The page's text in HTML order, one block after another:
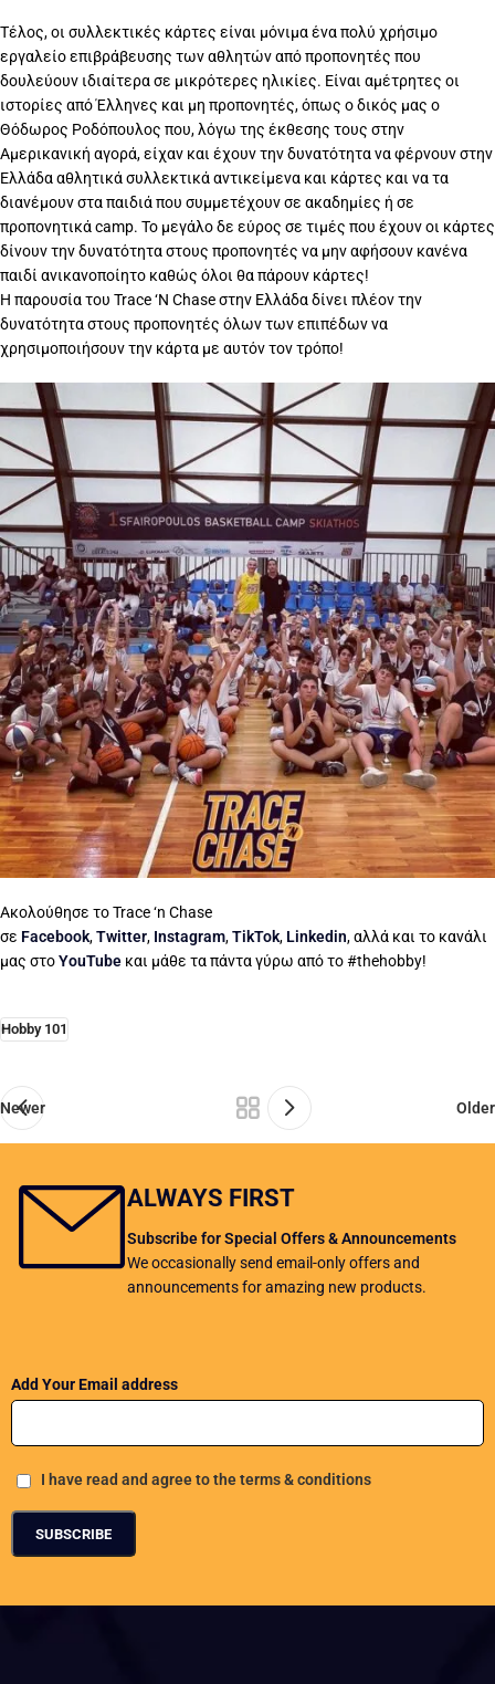
Τέλος, οι συλλεκτικές κάρτες είναι μόνιμα ένα πολύ χρήσιμο
εργαλείο επιβράβευσης των αθλητών από προπονητές που
δουλεύουν ιδιαίτερα σε μικρότερες ηλικίες. Είναι αμέτρητες οι
ιστορίες από Έλληνες και μη προπονητές, όπως ο δικός μας ο
Θόδωρος Ροδόπουλος που, λόγω της έκθεσης τους στην
Αμερικανική αγορά, είχαν και έχουν την δυνατότητα να φέρνουν στην
Ελλάδα αθλητικά συλλεκτικά αντικείμενα και κάρτες και να τα
διανέμουν στα παιδιά που συμμετέχουν σε ακαδημίες ή σε
προπονητικά camp. Το μεγάλο δε εύρος σε τιμές που έχουν οι κάρτες
δίνουν την δυνατότητα στους προπονητές να μην αφήσουν κανένα
παιδί ανικανοποίητο καθώς όλοι θα πάρουν κάρτες!
Η παρουσία του Trace ‘N Chase στην Ελλάδα δίνει πλέον την
δυνατότητα στους προπονητές όλων των επιπέδων να
χρησιμοποιήσουν την κάρτα με αυτόν τον τρόπο!
Ακολούθησε το Trace ‘n Chase
σε Facebook,Twitter, Instagram,TikTok, Linkedin, αλλά και το κανάλι
μας στοYouTube και μάθε τα πάντα γύρω από το #thehobby!
Hobby 101
Newer Older
ALWAYS FIRST
Subscribe for Special Offers & Announcements
We occasionally send email-only offers and
announcements for amazing new products.
Add Your Email address
I have read and agree to the terms & conditions